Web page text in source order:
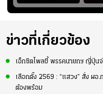
แชมป์ชิงแชมป์
เอเชีย เพื่อตั๋ว
สำห
"คาร์
ข่าวที่เกี่ยวข้อง
เอ็กซิตโพลชี้ พรรคนายกฯ ญี่ปุ่นจ่
เลือกตั้ง 2569 : “แสวง” สั่ง ผอ
ต้องพร้อม